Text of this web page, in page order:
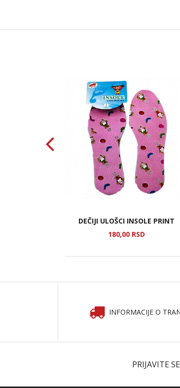
DEČIJI ULOŠCI INSOLE PRINT
180,00 RSD
INFORMACIJE O
PRIJAVITE